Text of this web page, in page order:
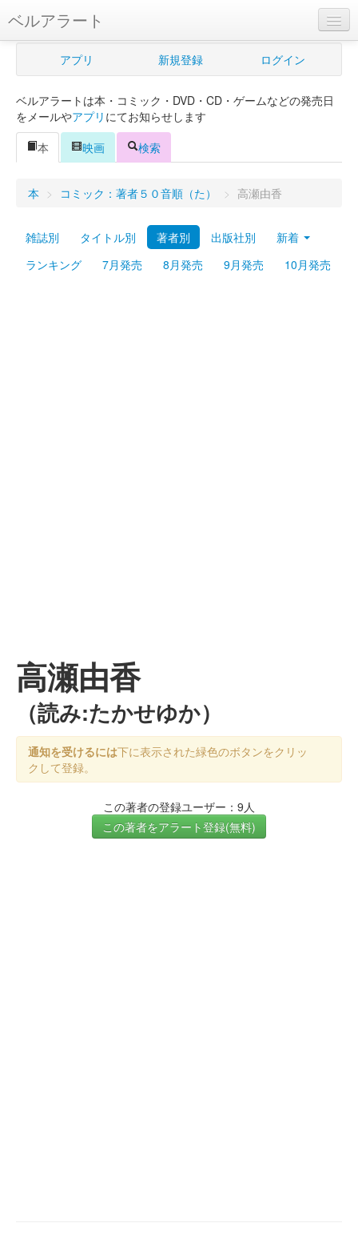
ベルアラート
ベルアラートとは
新規登録
ログイン
Myシェルフ
プレミアム
アプリ 新規登録 ログイン
ベルアラートは本・コミック・DVD・CD・ゲームなどの発売日
をメールやアプリ にてお知らせします
本
映画 検索
本 > コミック：著者５０音順（た） > 高瀬由香
雑誌別 タイトル別 著者別 出版社別
新着
ランキング
7月発売 8月発売 9月発売 10月発売
高瀬由香
（読み:たかせゆか）
通知を受けるには下に表示された緑色のボタンをクリッ
クして登録。
この著者の登録ユーザー：9人
この著者をアラート登録(無料)